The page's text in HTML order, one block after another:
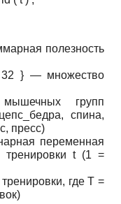
полезность
32 } — множество
групп
спина,
пресс)
переменная
тренировки t (1 =
гдеT =